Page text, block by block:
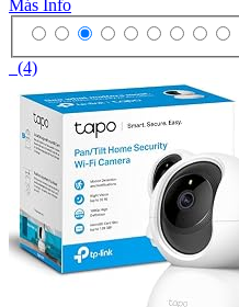
Más Info
(4)